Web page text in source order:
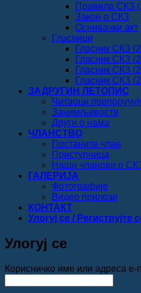
Правила СКЗ
Закон о СКЗ
Оснивачки акт
Гласници
Гласник СКЗ
Гласник СКЗ
Гласник СКЗ
Гласник СКЗ
ЗАДРУГИН ЛЕТОПИС
Читаоци
Занимљивости
Други о нама
ЧЛАНСТВО
Постаните члан
Приступница
Наши чланови о
ГАЛЕРИЈА
Фотографије
Видео прилози
КОНТАКТ
Улогуј се / Региструјте
Улогуј се
Корисничко име или адреса е-